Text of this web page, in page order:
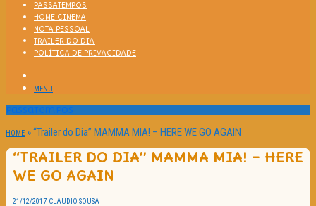
PASSATEMPOS
HOME CINEMA
NOTA PESSOAL
TRAILER DO DIA
POLÍTICA DE PRIVACIDADE
MENU
Passatempos
HOME »“Trailer do Dia” MAMMA MIA! – HERE WE GO AGAIN
“TRAILER DO DIA” MAMMA MIA! – HERE
WE GO AGAIN
21/12/2017 CLAUDIO SOUSA